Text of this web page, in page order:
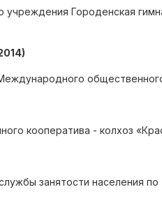
Городенская
кооператива - колхоз
занятости населения